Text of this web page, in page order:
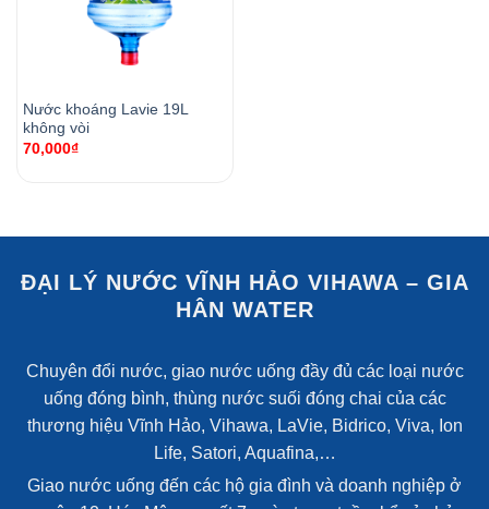
Nước khoáng Lavie 19L
không vòi
70,000₫
ĐẠI LÝ NƯỚC VĨNH HẢO VIHAWA – GIA
HÂN WATER
Chuyên đổi nước, giao nước uống đầy đủ các loại nước
uống đóng bình, thùng nước suối đóng chai của các
thương hiệu Vĩnh Hảo, Vihawa, LaVie, Bidrico, Viva, Ion
Life, Satori, Aquafina,…
Giao nước uống đến các hộ gia đình và doanh nghiệp ở